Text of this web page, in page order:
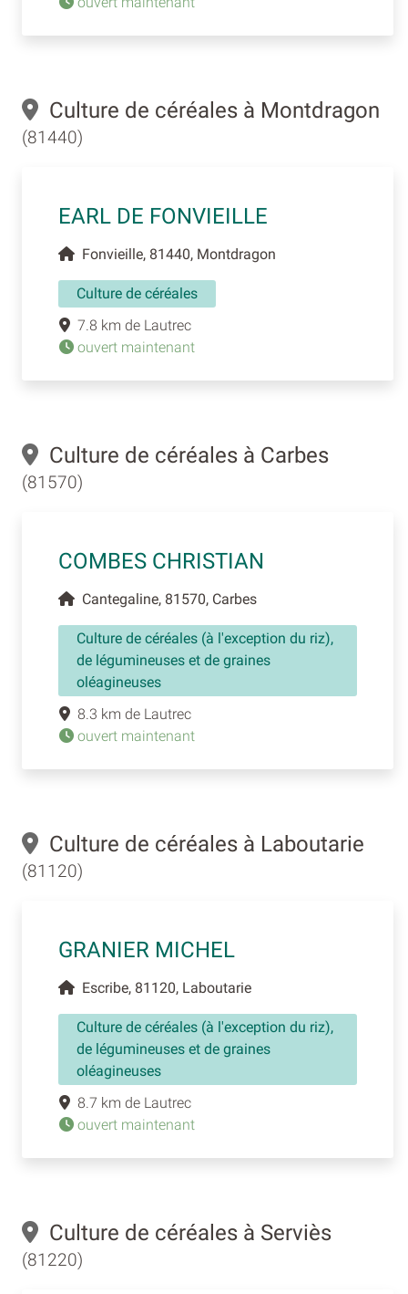
Culture de céréales à Montdragon
(81440)
EARL DE FONVIEILLE
Fonvieille, 81440, Montdragon
Culture de céréales
7.8 km de Lautrec
ouvert maintenant
Culture de céréales à Carbes
(81570)
COMBES CHRISTIAN
Cantegaline, 81570, Carbes
Culture de céréales (à l'exception du riz),
de légumineuses et de graines
oléagineuses
8.3 km de Lautrec
ouvert maintenant
Culture de céréales à Laboutarie
(81120)
GRANIER MICHEL
Escribe, 81120, Laboutarie
Culture de céréales (à l'exception du riz),
de légumineuses et de graines
oléagineuses
8.7 km de Lautrec
ouvert maintenant
Culture de céréales à Serviès
(81220)